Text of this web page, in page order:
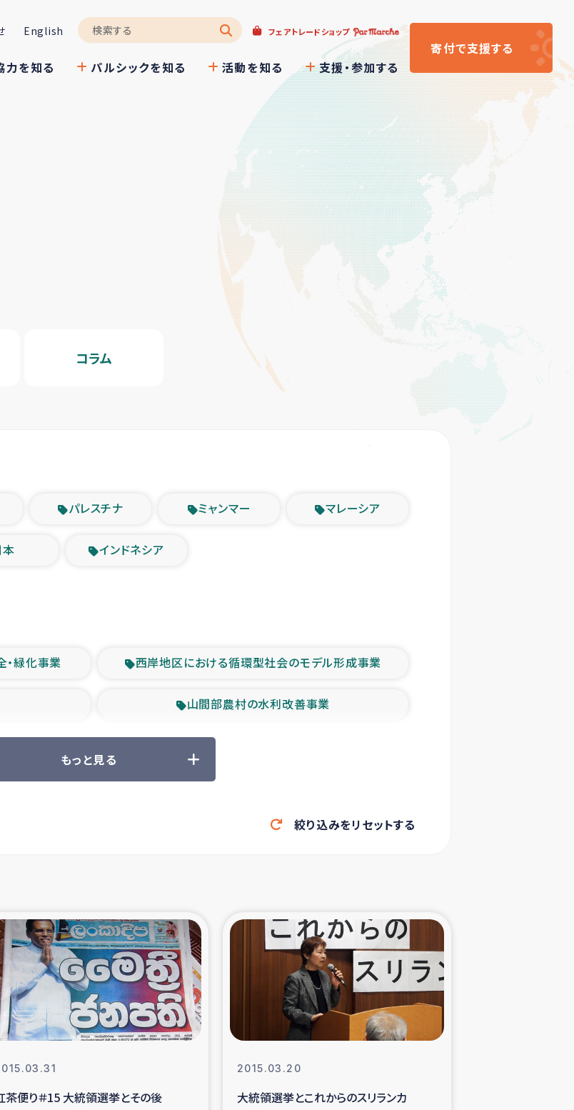
English フェアトレードショップ
力を知る パルシックを知る 活動を知る 支援・参加する
寄付で支援する
コラム
パレスチナ ミャンマー マレーシア
本 インドネシア
緑化事業 西岸地区における循環型社会のモデル形成事業
山間部農村の水利改善事業
森林保全型農業の支援事業
大雨による洪水被災者支援
シリア国内避難民・帰還民の生活再建支援
スリランカ南部洪水被災者支援
イクル・プロジ
復興支援事業
令和6年能登半島地震 緊急支援
もっと見る
絞り込みをリセットする
茶便り＃15 大統領選挙とその後
2015.03.20
大統領選挙とこれからのスリランカ